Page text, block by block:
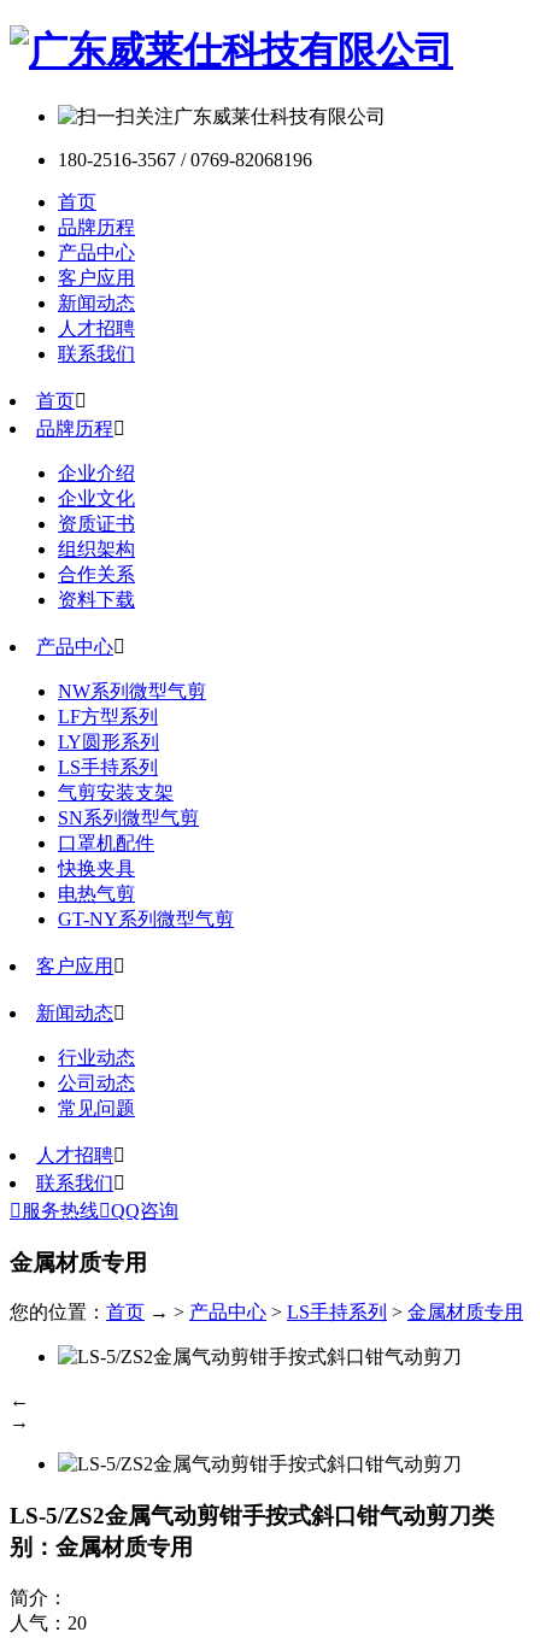
180-2516-3567 / 0769-82068196
首页
品牌历程
产品中心
客户应用
新闻动态
人才招聘
联系我们
首页
品牌历程
企业介绍
企业文化
资质证书
组织架构
合作关系
资料下载
产品中心
NW系列微型气剪
LF方型系列
LY圆形系列
LS手持系列
气剪安装支架
SN系列微型气剪
口罩机配件
快换夹具
电热气剪
GT-NY系列微型气剪
客户应用 
新闻动态
行业动态
公司动态
常见问题
人才招聘
联系我们
 服务热线QQ咨询
金属材质专用
您的位置： 首页 → > 产品中心 > LS手持系列 > 金属材质专用
←
→
LS-5/ZS2金属气动剪钳手按式斜口钳气动剪刀类
别：金属材质专用
简介：
人气： 20